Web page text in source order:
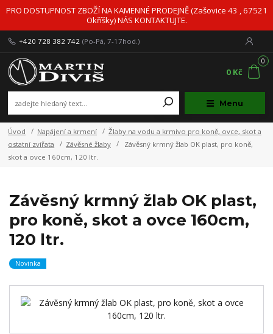
PRO DOSTUPNOST ZBOŽÍ NA KAMENNÉ PRODEJNĚ (Zašovice 43 , 67521
Okříšky) NÁS KONTAKTUJTE.
Menu
+420 728 382 742 (Po-Pá, 7-17hod.)
0
0 Kč
Úvod Napájení a krmení
Žlaby na vodu a krmivo pro koně, ovce, skot a
ostatní zvířata
Závěsné žlaby
Závěsný krmný žlab OK plast, pro koně,
skot a ovce 160cm, 120 ltr.
Závěsný krmný žlab OK plast,
pro koně, skot a ovce 160cm,
120 ltr.
Novinka